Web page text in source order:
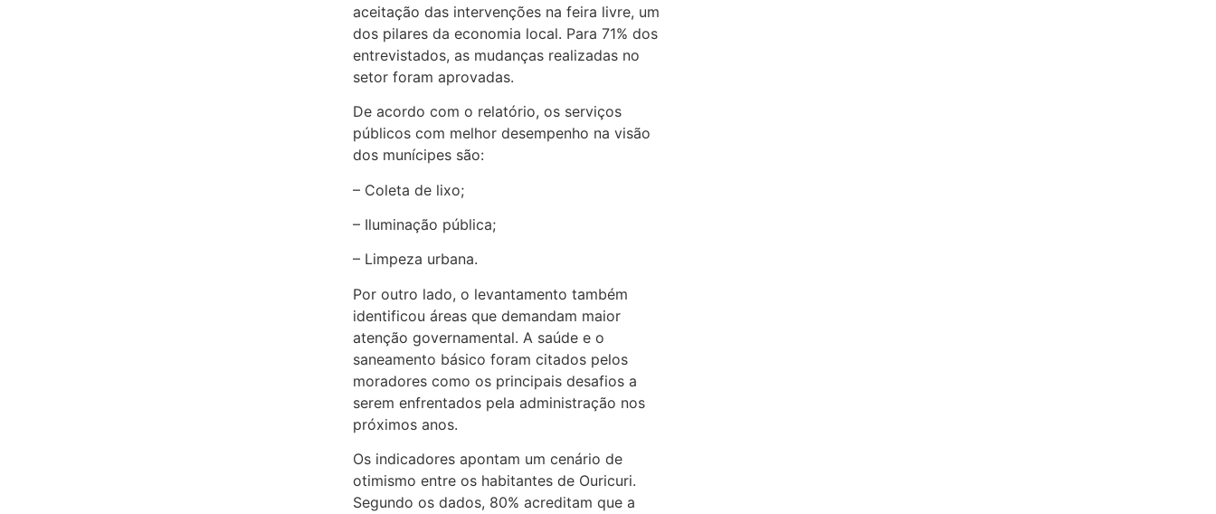
aceitação das intervenções na feira livre, um
dos pilares da economia local. Para 71% dos
entrevistados, as mudanças realizadas no
setor foram aprovadas.
De acordo com o relatório, os serviços
públicos com melhor desempenho na visão
dos munícipes são:
– Coleta de lixo;
– Iluminação pública;
– Limpeza urbana.
Por outro lado, o levantamento também
identificou áreas que demandam maior
atenção governamental. A saúde e o
saneamento básico foram citados pelos
moradores como os principais desafios a
serem enfrentados pela administração nos
próximos anos.
Os indicadores apontam um cenário de
otimismo entre os habitantes de Ouricuri.
Segundo os dados, 80% acreditam que a